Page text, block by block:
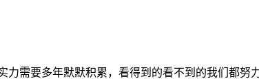
需要多年默默积累，看得到的看不到的我们都努